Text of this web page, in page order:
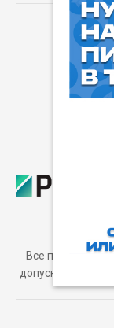
Все права
допускается